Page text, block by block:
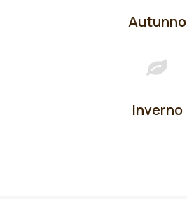
Autunno
Inverno